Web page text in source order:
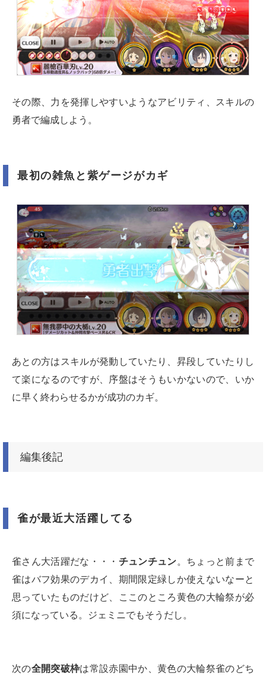
その際、力を発揮しやすいようなアビリティ、スキルの
勇者で編成しよう。
最初の雑魚と紫ゲージがカギ
あとの方はスキルが発動していたり、昇段していたりし
て楽になるのですが、序盤はそうもいかないので、いか
に早く終わらせるかが成功のカギ。
編集後記
雀が最近大活躍してる
雀さん大活躍だな・・・ チュンチュン。ちょっと前まで
雀はバフ効果のデカイ、期間限定緑しか使えないなーと
思っていたものだけど、ここのところ黄色の大輪祭が必
須になっている。ジェミニでもそうだし。
次の全開突破枠は常設赤園中か、黄色の大輪祭雀のどち